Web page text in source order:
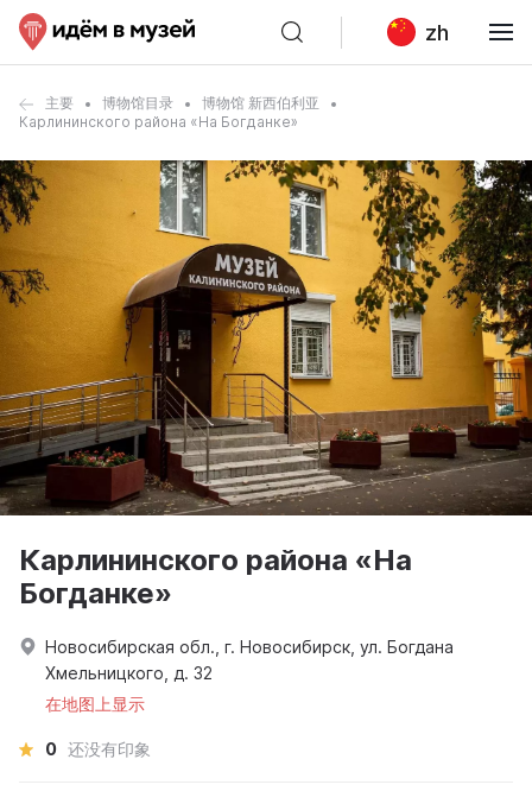
zh
主要 博物馆目录
博物馆 新西伯利亚
Карлининского района «На Богданке»
Карлининского района «На
Богданке»
Новосибирская обл., г. Новосибирск, ул. Богдана
Хмельницкого, д. 32
在地图上显示
0 还没有印象